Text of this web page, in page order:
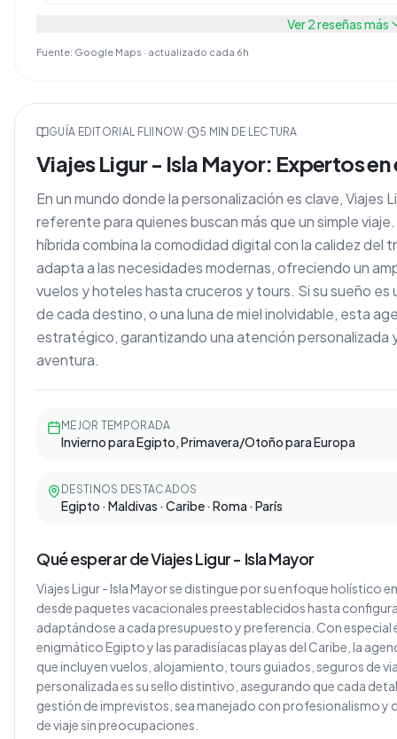
Ver2reseñas más
Fuente: Google Maps · actualizado cada 6h
GUÍA EDITORIAL FLIINOW· 5 MIN DE LECTURA
Viajes Ligur - Isla Mayor: Expertos
En un mundo donde la personalización es clave, Viajes
referente para quienes buscan más que un simple
híbrida combina la comodidad digital con la calidez del
adapta a las necesidades modernas, ofreciendo un
vuelos y hoteles hasta cruceros y tours. Si su sueño es
de cada destino, o una luna de miel inolvidable, esta
estratégico, garantizando una atención personalizada
aventura.
MEJOR TEMPORADA
Invierno para Egipto, Primavera/Otoño para Europa
DESTINOS DESTACADOS
Egipto · Maldivas · Caribe · Roma · París
Qué esperar de Viajes Ligur - Isla Mayor
Viajes Ligur - Isla Mayor se distingue por su enfoque holístico
desde paquetes vacacionales preestablecidos hasta
adaptándose a cada presupuesto y preferencia. Con especial
enigmático Egipto y las paradisíacas playas del Caribe, la
que incluyen vuelos, alojamiento, tours guiados, seguros de
personalizada es su sello distintivo, asegurando que cada
gestión de imprevistos, sea manejado con profesionalismo y
de viaje sin preocupaciones.